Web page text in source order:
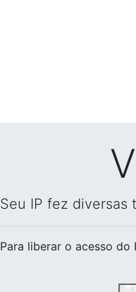
Seu IP fez diversas
Para liberar o acesso do